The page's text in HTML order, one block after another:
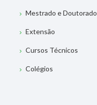
Mestrado e Doutorado
Extensão
Cursos Técnicos
Colégios